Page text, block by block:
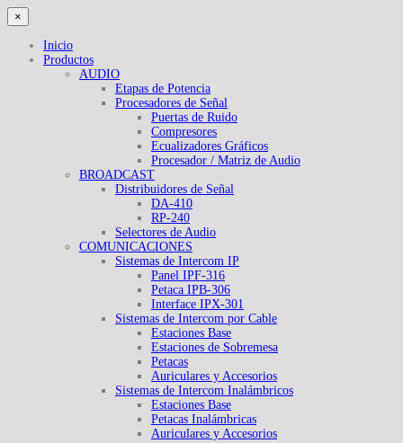
×
Inicio
Productos
AUDIO
Etapas de Potencia
Procesadores de Señal
Puertas de Ruido
Compresores
Ecualizadores Gráficos
Procesador / Matriz de Audio
BROADCAST
Distribuidores de Señal
DA-410
RP-240
Selectores de Audio
COMUNICACIONES
Sistemas de Intercom IP
Panel IPF-316
Petaca IPB-306
Interface IPX-301
Sistemas de Intercom por Cable
Estaciones Base
Estaciones de Sobremesa
Petacas
Auriculares y Accesorios
Sistemas de Intercom Inalámbricos
Estaciones Base
Petacas Inalámbricas
Auriculares y Accesorios